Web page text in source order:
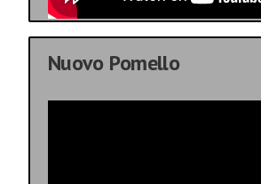
Nuovo Pomello